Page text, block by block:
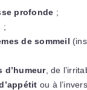
profonde ;
;
de sommeil
d’humeur, de
ou à